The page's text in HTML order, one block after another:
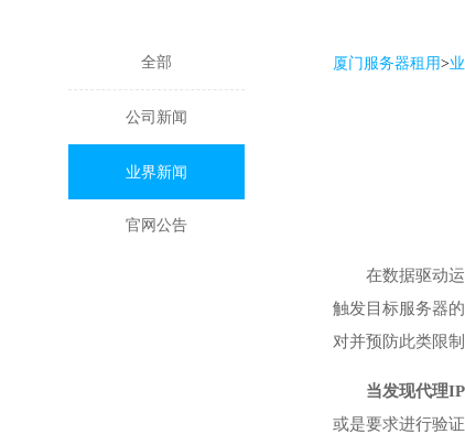
全部
公司新闻
业界新闻
官网公告
厦门服务器租用>
在数据驱动
触发目标服务器
对并预防此类限
当发现代理
或是要求进行验